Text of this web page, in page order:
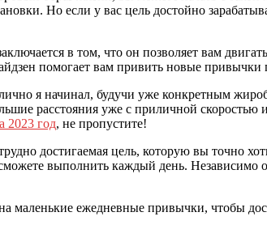
Но если у вас цель достойно
в том, что он позволяет вам
помогает вам привить новые
я начинал, будучи уже конкретным
расстояния уже с приличной
2023 год, не пропустите!
достигаемая цель, которую вы точно
выполнить каждый день.
маленькие ежедневные привычки, чтобы